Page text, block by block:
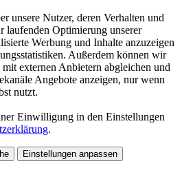
unsere Nutzer, deren Verhalten und
laufenden Optimierung unserer
Werbung und Inhalte anzuzeigen
Außerdem können wir
externen Anbietern abgleichen und
Angebote anzeigen, nur wenn
nutzt.
Einwilligung in den Einstellungen
.
Einstellungen anpassen